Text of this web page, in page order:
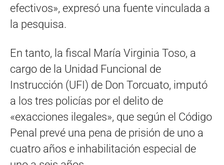
efectivos», expresó una fuente vinculada a
la pesquisa.
En tanto, la fiscal María Virginia Toso, a
cargo de la Unidad Funcional de
Instrucción (UFI) de Don Torcuato, imputó
a los tres policías por el delito de
«exacciones ilegales», que según el Código
Penal prevé una pena de prisión de uno a
cuatro años e inhabilitación especial de